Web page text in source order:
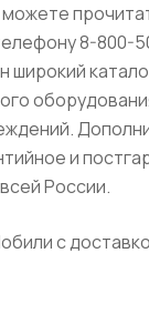
8-800-
широкий
и
России.
с